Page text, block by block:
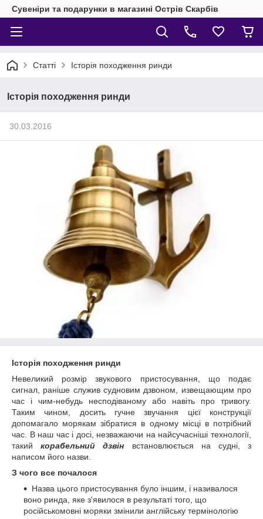
Сувеніри та подарунки в магазині Острів Скарбів
Статті Історія походження ринди
Історія походження ринди
30.03.2016
Історія походження ринди
Невеликий розмір звукового пристосування, що подає
сигнал, раніше служив судновим дзвоном, извещающим про
час і чим-небудь несподіваному або навіть про тривогу.
Таким чином, досить гучне звучання цієї конструкції
допомагало морякам зібратися в одному місці в потрібний
час. В наш час і досі, незважаючи на найсучасніші технології,
такийкорабельний дзвін
встановлюється на судні, з
написом його назви.
З чого все почалося
Назва цього пристосування було іншим, і називалося
воно ринда, яке з'явилося в результаті того, що
російськомовні моряки змінили англійську термінологію